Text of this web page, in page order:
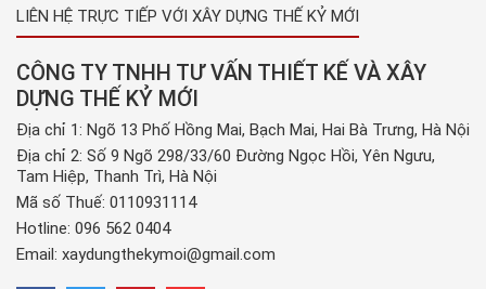
LIÊN HỆ TRỰC TIẾP VỚI XÂY DỰNG THẾ KỶ MỚI
CÔNG TY TNHH TƯ VẤN THIẾT KẾ VÀ XÂY
DỰNG THẾ KỶ MỚI
Địa chỉ 1: Ngõ 13 Phố Hồng Mai, Bạch Mai, Hai Bà Trưng, Hà Nội
Địa chỉ 2: Số 9 Ngõ 298/33/60 Đường Ngọc Hồi, Yên Ngưu,
Tam Hiệp, Thanh Trì, Hà Nội
Mã số Thuế: 0110931114
Hotline: 096 562 0404
Email: xaydungthekymoi@gmail.com